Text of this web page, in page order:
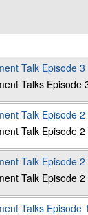
Talk Episode 3
Talks
Talk Episode 2
Talk Episode
Talk Episode 2
Talk Episode
Talks Episode 1